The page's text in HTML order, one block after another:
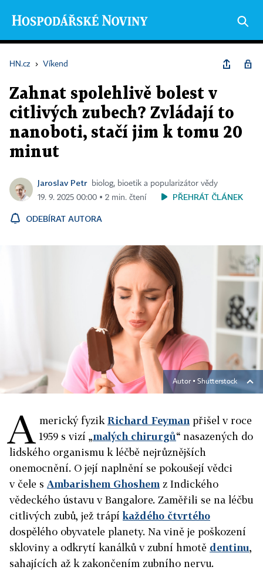
HN.cz › Víkend
Zahnat spolehlivě bolest v
citlivých zubech? Zvládají to
nanoboti, stačí jim k tomu 20
minut
Jaroslav Petr
biolog, bioetik a popularizátor vědy
19. 9. 2025 00:00 ▪ 2 min. čtení
PŘEHRÁT ČLÁNEK
ODEBÍRAT AUTORA
Autor ▪ Shutterstock
A merický fyzik Richard Feyman přišel v roce
1959 s vizí „malých chirurgů“ nasazených do
lidského organismu k léčbě nejrůznějších
onemocnění. O její naplnění se pokoušejí vědci
v čele s Ambarishem Ghoshem z Indického
vědeckého ústavu v Bangalore. Zaměřili se na léčbu
citlivých zubů, jež trápíkaždého čtvrtého
dospělého obyvatele planety. Na vině je poškození
skloviny a odkrytí kanálků v zubní hmotě dentinu,
sahajících až k zakončením zubního nervu.